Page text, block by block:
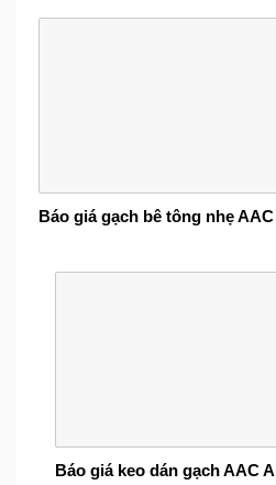
Báo giá gạch bê tông nhẹ
Báo giá keo dán gạch AAC